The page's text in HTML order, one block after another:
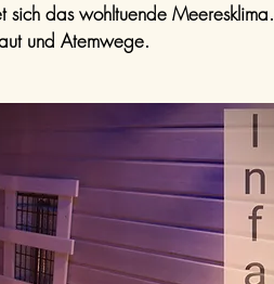
sich das wohltuende Meeresklima.
und Atemwege.